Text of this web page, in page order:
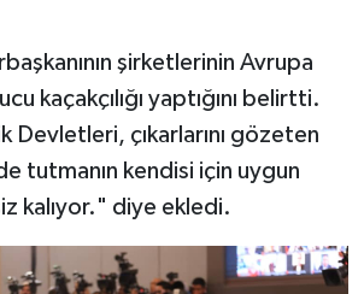
şirketlerinin Avrupa
kaçakçılığı yaptığını belirtti.
Devletleri, çıkarlarını gözeten
tutmanın kendisi için uygun
kalıyor." diye ekledi.